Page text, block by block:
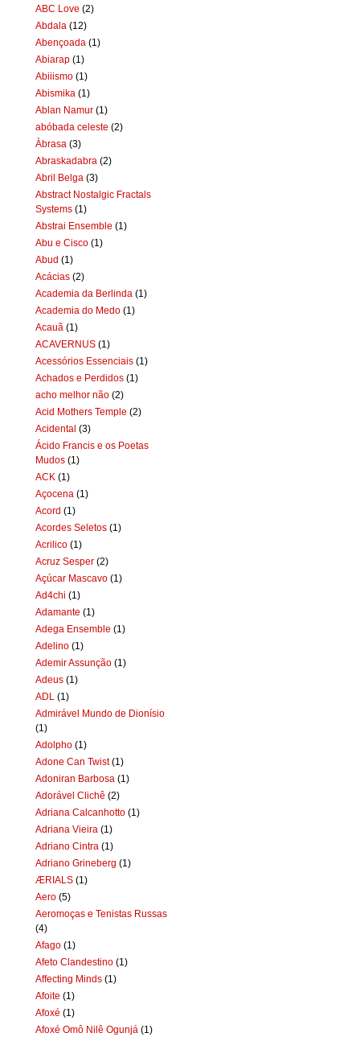
ABC Love (2)
Abdala (12)
Abençoada (1)
Abiarap (1)
Abiiismo (1)
Abismika (1)
Ablan Namur (1)
abóbada celeste (2)
Àbrasa (3)
Abraskadabra (2)
Abril Belga (3)
Abstract Nostalgic Fractals
Systems (1)
Abstrai Ensemble (1)
Abu e Cisco (1)
Abud (1)
Acácias (2)
Academia da Berlinda (1)
Academia do Medo (1)
Acauã (1)
ACAVERNUS (1)
Acessórios Essenciais (1)
Achados e Perdidos (1)
acho melhor não (2)
Acid Mothers Temple (2)
Acidental (3)
Ácido Francis e os Poetas
Mudos (1)
ACK (1)
Açocena (1)
Acord (1)
Acordes Seletos (1)
Acrilico (1)
Acruz Sesper (2)
Açúcar Mascavo (1)
Ad4chi (1)
Adamante (1)
Adega Ensemble (1)
Adelino (1)
Ademir Assunção (1)
Adeus (1)
ADL (1)
Admirável Mundo de Dionísio
(1)
Adolpho (1)
Adone Can Twist (1)
Adoniran Barbosa (1)
Adorável Clichê (2)
Adriana Calcanhotto (1)
Adriana Vieira (1)
Adriano Cintra (1)
Adriano Grineberg (1)
ÆRIALS (1)
Aero (5)
Aeromoças e Tenistas Russas
(4)
Afago (1)
Afeto Clandestino (1)
Affecting Minds (1)
Afoite (1)
Afoxé (1)
Afoxé Omô Nilê Ogunjá (1)